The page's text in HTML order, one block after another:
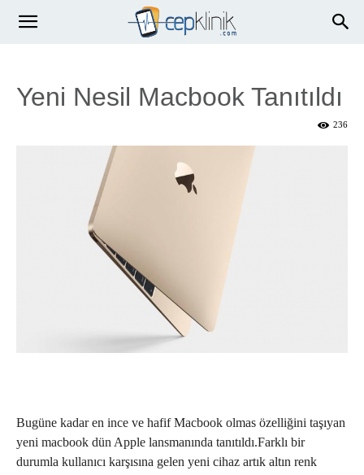
Yeni Nesil Macbook Tanıtıldı
236
Bugüne kadar en ince ve hafif Macbook olmas özelliğini taşıyan
yeni macbook dün Apple lansmanında tanıtıldı.Farklı bir
durumla kullanıcı karşısına gelen yeni cihaz artık altın renk